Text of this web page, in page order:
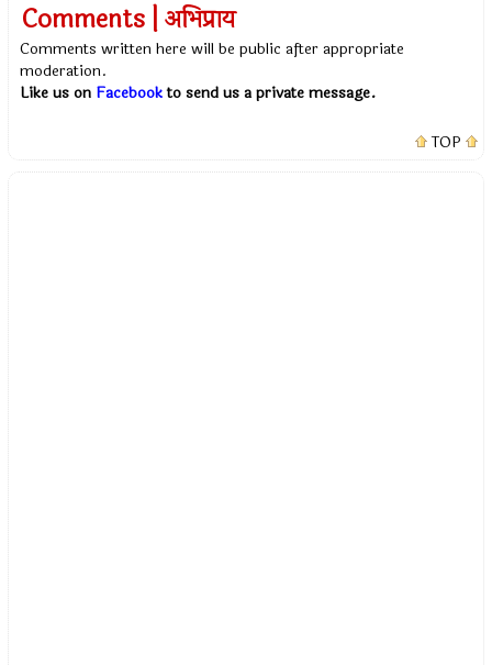
Comments | अभिप्राय
Comments written here will be public after appropriate
moderation.
Like us on Facebookto send us a private message.
TOP